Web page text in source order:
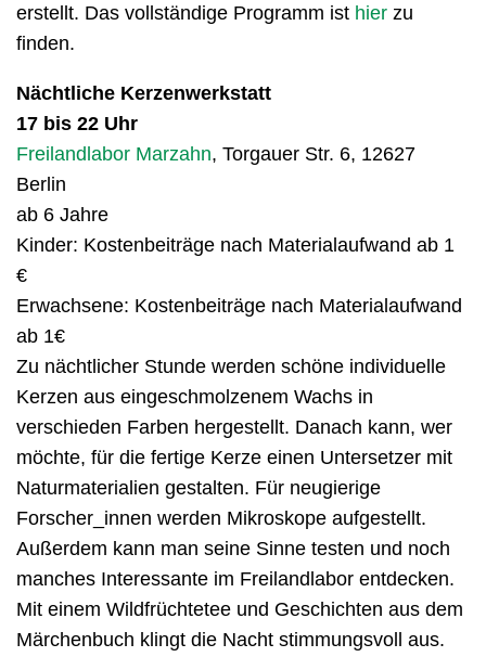
erstellt. Das vollständige Programm ist hier zu
finden.
Nächtliche Kerzenwerkstatt
17 bis 22 Uhr
Freilandlabor Marzahn, Torgauer Str. 6, 12627
Berlin
ab 6 Jahre
Kinder: Kostenbeiträge nach Materialaufwand ab 1
€
Erwachsene: Kostenbeiträge nach Materialaufwand
ab 1€
Zu nächtlicher Stunde werden schöne individuelle
Kerzen aus eingeschmolzenem Wachs in
verschieden Farben hergestellt. Danach kann, wer
möchte, für die fertige Kerze einen Untersetzer mit
Naturmaterialien gestalten. Für neugierige
Forscher_innen werden Mikroskope aufgestellt.
Außerdem kann man seine Sinne testen und noch
manches Interessante im Freilandlabor entdecken.
Mit einem Wildfrüchtetee und Geschichten aus dem
Märchenbuch klingt die Nacht stimmungsvoll aus.